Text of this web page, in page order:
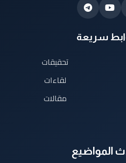
سريعة
تحقيقات
لقاءات
مقالات
المواضيع